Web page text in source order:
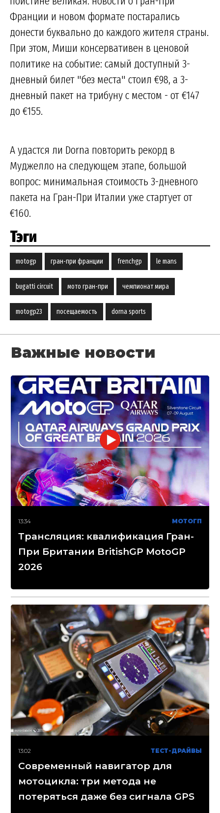
Франции и новом формате постарались
донести буквально до каждого жителя страны.
При этом, Миши консервативен в ценовой
политике на событие: самый доступный 3-
дневный билет "без места" стоил €98, а 3-
дневный пакет на трибуну с местом - от €147
до €155.
А удастся ли Dorna повторить рекорд в
Муджелло на следующем этапе, большой
вопрос: минимальная стоимость 3-дневного
пакета на Гран-При Италии уже стартует от
€160.
Тэги
motogp гран-при франции frenchgp le mans
bugatti circuit мото гран-при чемпионат мира
motogp23 посещаемость dorna sports
Важные новости
13:34 МОТОГП
Трансляция: квалификация Гран-
При Британии BritishGP MotoGP
2026
13:02 ТЕСТ-ДРАЙВЫ
Современный навигатор для
мотоцикла: три метода не
потеряться даже без сигнала GPS